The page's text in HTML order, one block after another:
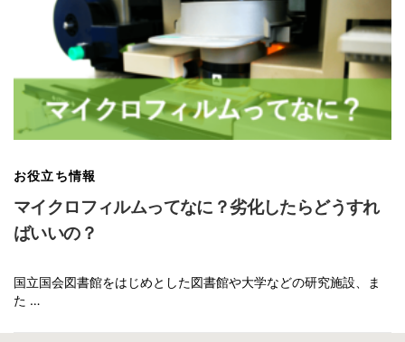
お役立ち情報
マイクロフィルムってなに？劣化したらどうすれ
ばいいの？
国立国会図書館をはじめとした図書館や大学などの研究施設、ま
た …